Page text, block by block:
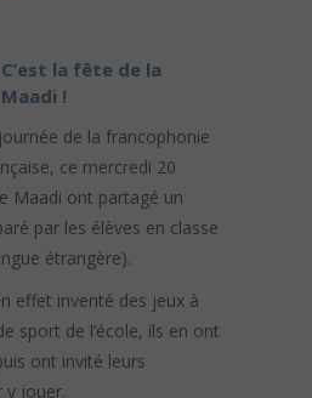
la fête de la
!
de la francophonie
ce mercredi 20
Maadi ont partagé un
par les élèves en classe
étrangère).
effet inventé des jeux à
sport de l’école, ils en ont
ont invité leurs
y jouer.